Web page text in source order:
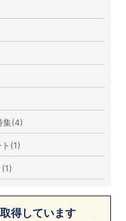
集(4)
(1)
得しています